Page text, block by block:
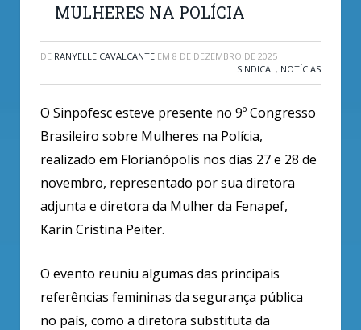
MULHERES NA POLÍCIA
DE RANYELLE CAVALCANTE EM 8 DE DEZEMBRO DE 2025
SINDICAL , NOTÍCIAS
O Sinpofesc esteve presente no 9º Congresso
Brasileiro sobre Mulheres na Polícia,
realizado em Florianópolis nos dias 27 e 28 de
novembro, representado por sua diretora
adjunta e diretora da Mulher da Fenapef,
Karin Cristina Peiter.
O evento reuniu algumas das principais
referências femininas da segurança pública
no país, como a diretora substituta da